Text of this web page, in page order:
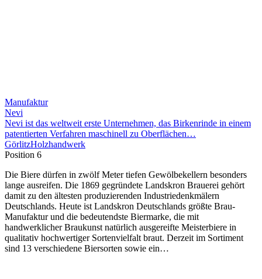
Manufaktur
Nevi
Nevi ist das weltweit erste Unternehmen, das Birkenrinde in einem
patentierten Verfahren maschinell zu Oberflächen…
GörlitzHolzhandwerk
Position 6
Die Biere dürfen in zwölf Meter tiefen Gewölbekellern besonders
lange ausreifen. Die 1869 gegründete Landskron Brauerei gehört
damit zu den ältesten produzierenden Industriedenkmälern
Deutschlands. Heute ist Landskron Deutschlands größte Brau-
Manufaktur und die bedeutendste Biermarke, die mit
handwerklicher Braukunst natürlich ausgereifte Meisterbiere in
qualitativ hochwertiger Sortenvielfalt braut. Derzeit im Sortiment
sind 13 verschiedene Biersorten sowie ein…